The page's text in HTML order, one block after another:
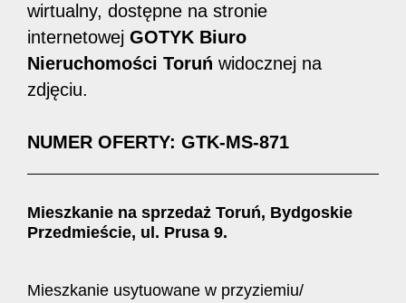
wirtualny, dostępne na stronie
internetowej GOTYK Biuro
Nieruchomości Toruń widocznej na
zdjęciu.
NUMER OFERTY: GTK-MS-871
Mieszkanie na sprzedaż Toruń, Bydgoskie
Przedmieście, ul. Prusa 9.
Mieszkanie usytuowane w przyziemiu/